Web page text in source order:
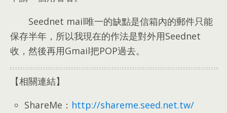
Seednet mail唯一的缺點是信箱內的郵件只能
保存半年 ， 所以我現在的作法是對外用Seednet
收 ， 然後再用Gmail把POP過去。
【相關連結】
ShareMe ： http://shareme.seed.net.tw/